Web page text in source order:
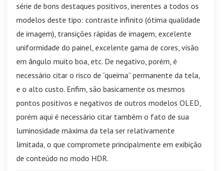
série de bons destaques positivos, inerentes a todos os
modelos deste tipo: contraste infinito (ótima qualidade
de imagem), transições rápidas de imagem, excelente
uniformidade do painel, excelente gama de cores, visão
em ângulo muito boa, etc. De negativo, porém, é
necessário citar o risco de “queima” permanente da tela,
e o alto custo. Enfim, são basicamente os mesmos
pontos positivos e negativos de outros modelos OLED,
porém aqui é necessário citar também o fato de sua
luminosidade máxima da tela ser relativamente
limitada, o que compromete principalmente em exibição
de conteúdo no modo HDR.